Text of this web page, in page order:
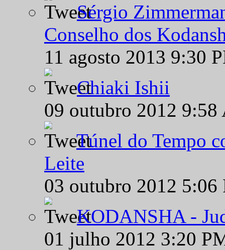
Sérgio
Conselho dos
11 agosto 2013 9:30
Chiaki Ishii
09 outubro 2012
Túnel do Tempo
Leite
03 outubro 2012
KODANSHA -
01 julho 2012 3:20